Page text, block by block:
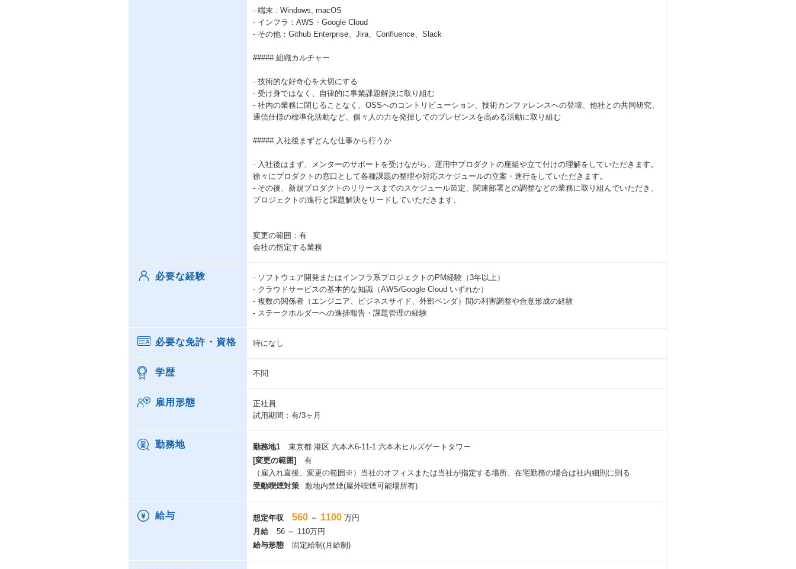
- 端末 : Windows, macOS
- インフラ：AWS・Google Cloud
- その他：Github Enterprise、Jira、Confluence、Slack
##### 組織カルチャー
- 技術的な好奇心を大切にする
- 受け身ではなく、自律的に事業課題解決に取り組む
- 社内の業務に閉じることなく、OSSへのコントリビューション、技術カンファレンスへの登壇、他社との共同研究、
通信仕様の標準化活動など、個々人の力を発揮してのプレゼンスを高める活動に取り組む
##### 入社後まずどんな仕事から行うか
- 入社後はまず、メンターのサポートを受けながら、運用中プロダクトの座組や立て付けの理解をしていただきます。
徐々にプロダクトの窓口として各種課題の整理や対応スケジュールの立案・進行をしていただきます。
- その後、新規プロダクトのリリースまでのスケジュール策定、関連部署との調整などの業務に取り組んでいただき、
プロジェクトの進行と課題解決をリードしていただきます。
変更の範囲：有
会社の指定する業務
必要な経験
- ソフトウェア開発またはインフラ系プロジェクトのPM経験（3年以上）
- クラウドサービスの基本的な知識（AWS/Google Cloud いずれか）
- 複数の関係者（エンジニア、ビジネスサイド、外部ベンダ）間の利害調整や合意形成の経験
- ステークホルダーへの進捗報告・課題管理の経験
必要な免許・資格 特になし
学歴 不問
雇用形態
正社員
試用期間：有/3ヶ月
勤務地 勤務地1
東京都 港区 六本木6-11-1 六本木ヒルズゲートタワー
[変更の範囲]
有
（雇入れ直後、変更の範囲※）当社のオフィスまたは当社が指定する場所、在宅勤務の場合は社内細則に則る
受動喫煙対策
敷地内禁煙(屋外喫煙可能場所有)
給与 想定年収 560 ～ 1100 万円
月給
56 ～ 110万円
給与形態
固定給制(月給制)